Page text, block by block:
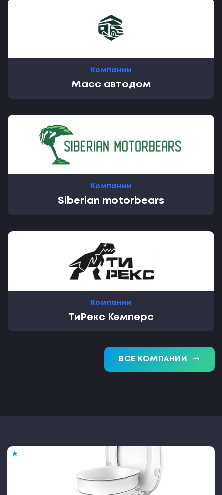
Компании
Масс автодом
Компании
Siberian motorbears
Компании
ТиРекс Кемперс
ВСЕ КОМПАНИИ trending_flat
★